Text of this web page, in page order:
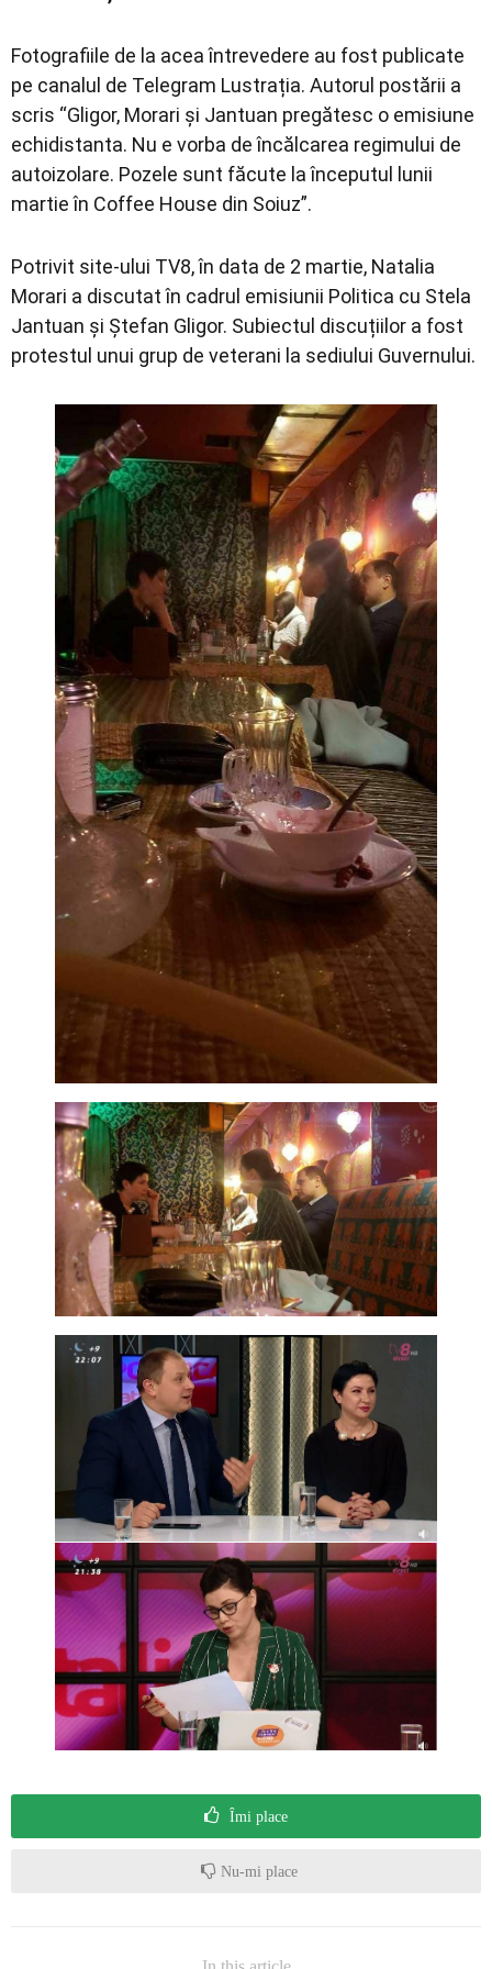
Fotografiile de la acea întrevedere au fost publicate
pe canalul de Telegram Lustrația. Autorul postării a
scris “Gligor, Morari și Jantuan pregătesc o emisiune
echidistanta. Nu e vorba de încălcarea regimului de
autoizolare. Pozele sunt făcute la începutul lunii
martie în Coffee House din Soiuz”.
Potrivit site-ului TV8, în data de 2 martie, Natalia
Morari a discutat în cadrul emisiunii Politica cu Stela
Jantuan și Ștefan Gligor. Subiectul discuțiilor a fost
protestul unui grup de veterani la sediului Guvernului.
Îmi place
Nu-mi place